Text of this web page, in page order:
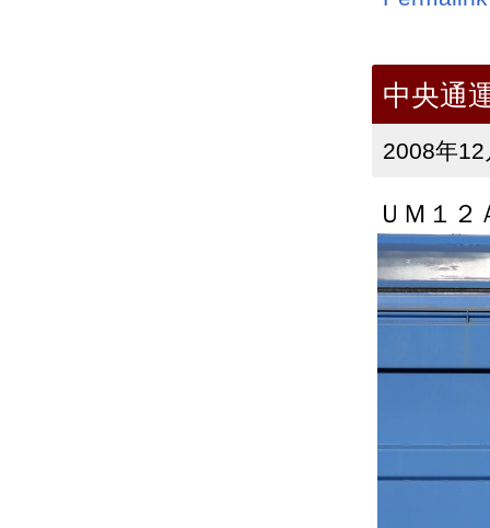
中央通
2008年
ＵＭ１